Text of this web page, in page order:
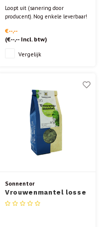
18st.
Loopt uit (sanering door
producent). Nog enkele leverbaar!
€--,--
(€--,-- Incl. btw)
Vergelijk
Sonnentor
Vrouwenmantel losse
thee 40gr.